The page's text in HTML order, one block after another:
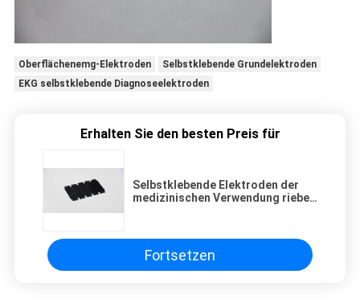
Oberflächenemg-Elektroden
Selbstklebende Grundelektroden
EKG selbstklebende Diagnoseelektroden
Erhalten Sie den besten Preis für
Selbstklebende Elektroden der
medizinischen Verwendung rieben
Fortsetzen